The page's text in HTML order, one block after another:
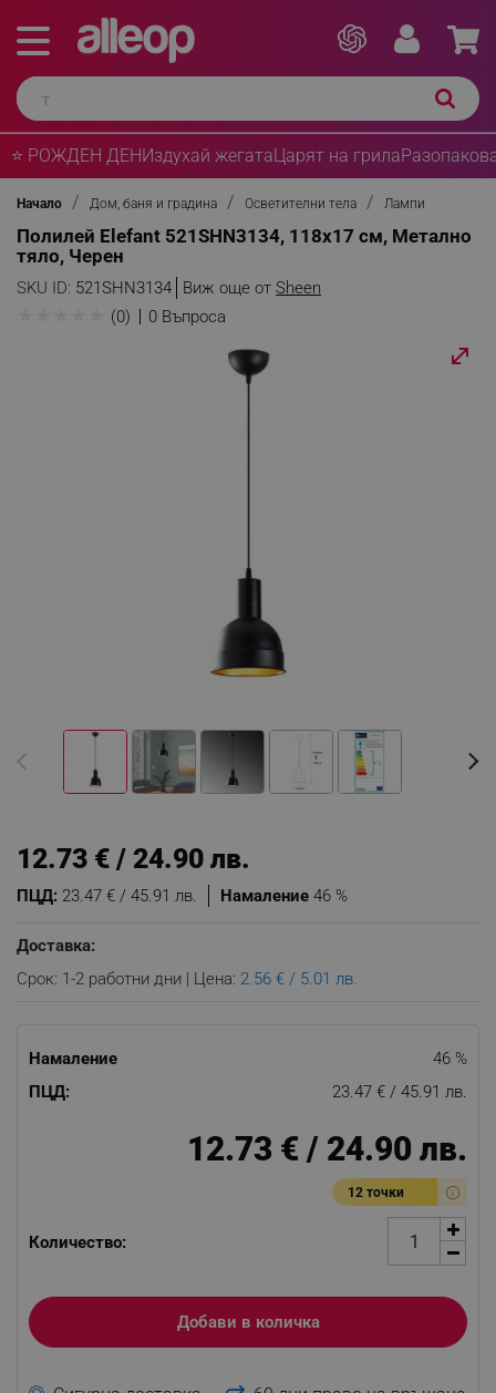
⭐ РОЖДЕН ДЕНИздухай жегатаЦарят на грила
Начало Дом, баня и градина Осветителни тела Лампи
Полилей Elefant 521SHN3134, 118х17 см, Метално
тяло, Черен
SKU ID: 521SHN3134 Виж още от Sheen
(0) 0 Въпроса
Намаление 46 %
ПЦД: 23.47 € / 45.91 лв.
12.73 € / 24.90 лв.
Доставка:
Срок: 1-2 работни дни | Цена: 2.56 € / 5.01 лв.
Намаление
46 %
ПЦД:
23.47 € / 45.91 лв.
12.73 € / 24.90 лв.
12 точки
Количество:
Добави в количка